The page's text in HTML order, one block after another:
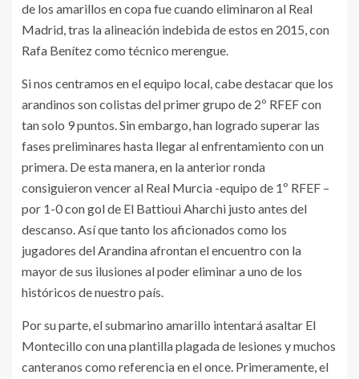
de los amarillos en copa fue cuando eliminaron al Real
Madrid, tras la alineación indebida de estos en 2015, con
Rafa Benítez como técnico merengue.
Si nos centramos en el equipo local, cabe destacar que los
arandinos son colistas del primer grupo de 2º RFEF con
tan solo 9 puntos. Sin embargo, han logrado superar las
fases preliminares hasta llegar al enfrentamiento con un
primera. De esta manera, en la anterior ronda
consiguieron vencer al Real Murcia -equipo de 1º RFEF –
por 1-0 con gol de El Battioui Aharchi justo antes del
descanso. Así que tanto los aficionados como los
jugadores del Arandina afrontan el encuentro con la
mayor de sus ilusiones al poder eliminar a uno de los
históricos de nuestro país.
Por su parte, el submarino amarillo intentará asaltar El
Montecillo con una plantilla plagada de lesiones y muchos
canteranos como referencia en el once. Primeramente, el